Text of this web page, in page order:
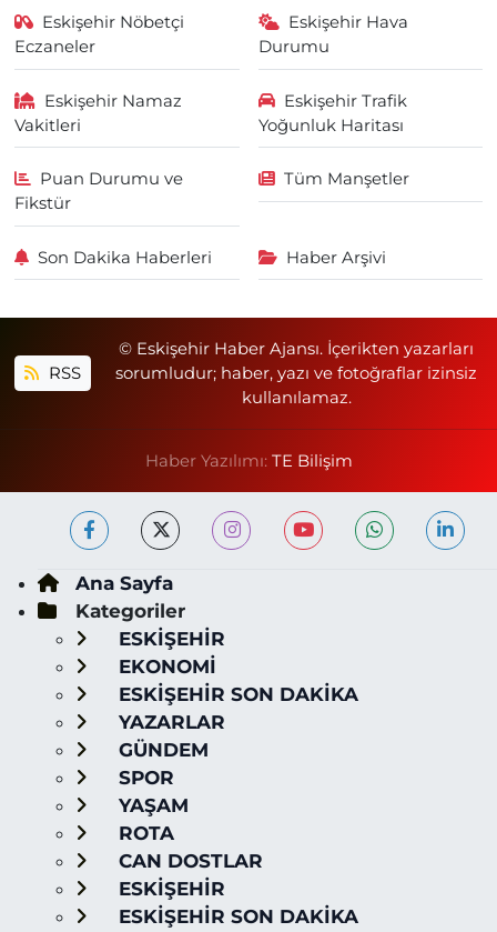
Eskişehir Nöbetçi
Eczaneler
Eskişehir Hava
Durumu
Eskişehir Namaz
Vakitleri
Eskişehir Trafik
Yoğunluk Haritası
Puan Durumu ve
Fikstür
Tüm Manşetler
Son Dakika Haberleri Haber Arşivi
RSS
© Eskişehir Haber Ajansı. İçerikten yazarları
sorumludur; haber, yazı ve fotoğraflar izinsiz
kullanılamaz.
Haber Yazılımı: TE Bilişim
Ana Sayfa
Kategoriler
ESKİŞEHİR
EKONOMİ
ESKİŞEHİR SON DAKİKA
YAZARLAR
GÜNDEM
SPOR
YAŞAM
ROTA
CAN DOSTLAR
ESKİŞEHİR
ESKİŞEHİR SON DAKİKA